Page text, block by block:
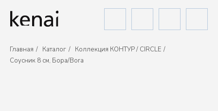
Главная / Каталог / Коллекция КОНТУР / CIRCLE /
Cоусник 8 см, Бора/Bora